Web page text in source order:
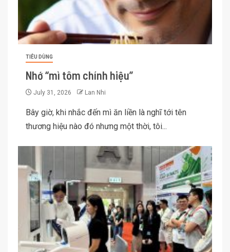
TIÊU DÙNG
Nhớ “mì tôm chính hiệu”
July 31, 2026 Lan Nhi
Bây giờ, khi nhắc đến mì ăn liền là nghĩ tới tên
thương hiệu nào đó nhưng một thời, tôi...